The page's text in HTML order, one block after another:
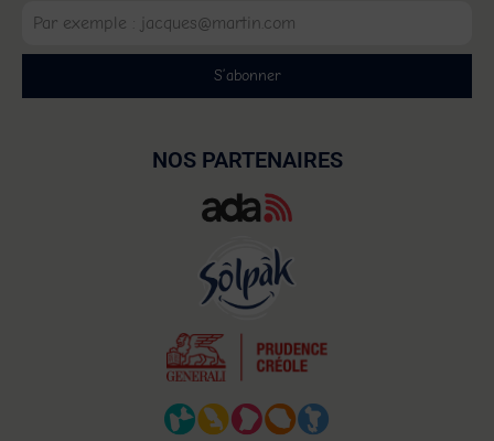
S’abonner
NOS PARTENAIRES